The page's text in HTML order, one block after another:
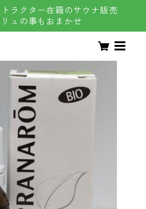
ラクター在籍のサウナ販売
ュの事もおまかせ